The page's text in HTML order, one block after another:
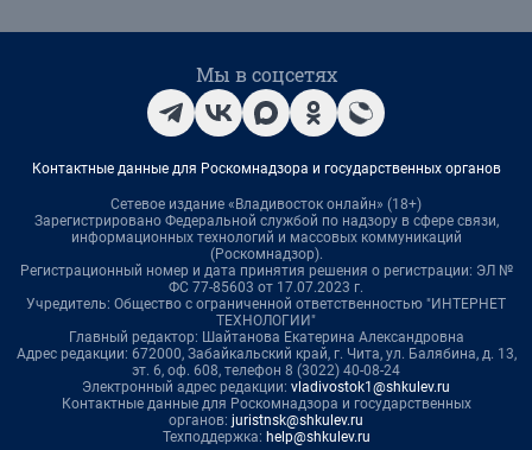
Мы в соцсетях
Контактные данные для Роскомнадзора и государственных органов
Сетевое издание «Владивосток онлайн» (18+)
Зарегистрировано Федеральной службой по надзору в сфере связи,
информационных технологий и массовых коммуникаций
(Роскомнадзор).
Регистрационный номер и дата принятия решения о регистрации: ЭЛ №
ФС 77-85603 от 17.07.2023 г.
Учредитель: Общество с ограниченной ответственностью "ИНТЕРНЕТ
ТЕХНОЛОГИИ"
Главный редактор: Шайтанова Екатерина Александровна
Адрес редакции: 672000, Забайкальский край, г. Чита, ул. Балябина, д. 13,
эт. 6, оф. 608, телефон 8 (3022) 40-08-24
Электронный адрес редакции: vladivostok1@shkulev.ru
Контактные данные для Роскомнадзора и государственных
органов: juristnsk@shkulev.ru
Техподдержка: help@shkulev.ru